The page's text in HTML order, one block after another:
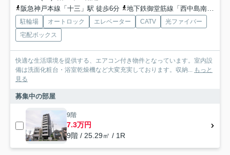
阪急神戸本線「十三」駅 徒歩6分
地下鉄御堂筋線「西中島南方」駅 徒歩19分
駐輪場 オートロック エレベーター CATV
光ファイバー
宅配ボックス
快適な生活環境を提供する、エアコン付き物件となっています。室内設
備は洗面化粧台・浴室乾燥機など大変充実しております。収納... もっと
見る
募集中の部屋
9階
7.3万円
9階 / 25.29㎡ / 1R